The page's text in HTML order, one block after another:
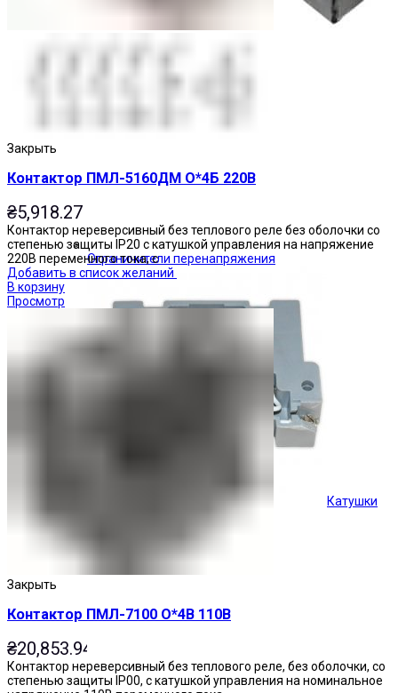
Ограничители перенапряжения
Катушки
Закрыть
Контактор ПМЛ-5160ДМ О*4Б 220В
₴5,918.27
Контактор нереверсивный без теплового реле без оболочки со
степенью защиты IP20 с катушкой управления на напряжение
220В переменного тока, с
Добавить в список желаний
В корзину
Просмотр
Закрыть
Контактор ПМЛ-7100 О*4В 110В
₴20,853.94
Контактор нереверсивный без теплового реле, без оболочки, со
степенью защиты IP00, с катушкой управления на номинальное